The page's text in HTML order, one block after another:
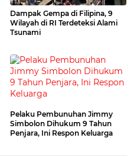
Dampak Gempa di Filipina, 9
Wilayah di RI Terdeteksi Alami
Tsunami
Pelaku Pembunuhan Jimmy
Simbolon Dihukum 9 Tahun
Penjara, Ini Respon Keluarga